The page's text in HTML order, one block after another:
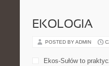
EKOLOGIA
POSTED BY ADMIN
Ekos-Sułów to